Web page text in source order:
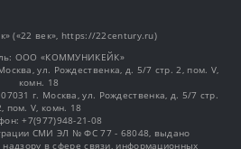
(«22 век», https://22century.ru)
OOO «КОММУНИКЕЙК»
ул. Рождественка, д. 5/7 стр. 2, пом. V,
комн. 18
г. Москва, ул. Рождественка, д. 5/7 стр.
пом. V, комн. 18
+7(977)948-21-08
СМИ ЭЛ № ФС 77 - 68048, выдано
в сфере связи, информационных